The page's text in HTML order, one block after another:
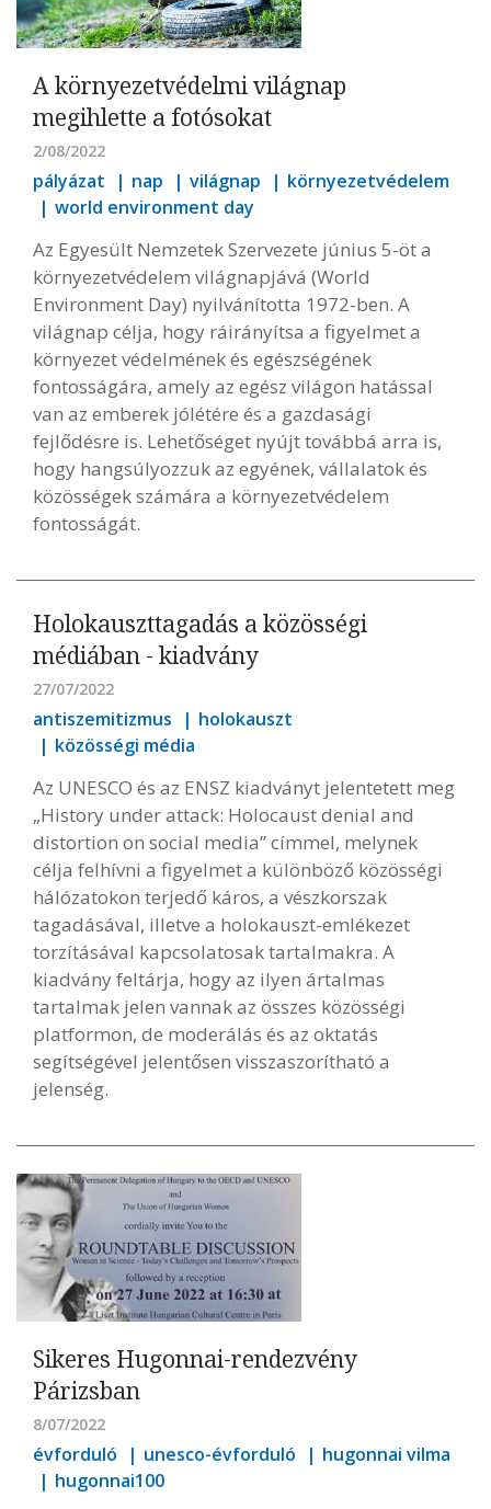
A környezetvédelmi világnap
megihlette a fotósokat
2/08/2022
pályázat nap világnap
környezetvédelem
world environment day
Az Egyesült Nemzetek Szervezete június 5-öt a
környezetvédelem világnapjává (World
Environment Day) nyilvánította 1972-ben. A
világnap célja, hogy ráirányítsa a figyelmet a
környezet védelmének és egészségének
fontosságára, amely az egész világon hatással
van az emberek jólétére és a gazdasági
fejlődésre is. Lehetőséget nyújt továbbá arra is,
hogy hangsúlyozzuk az egyének, vállalatok és
közösségek számára a környezetvédelem
fontosságát.
Holokauszttagadás a közösségi
médiában - kiadvány
27/07/2022
antiszemitizmus
holokauszt
közösségi média
Az UNESCO és az ENSZ kiadványt jelentetett meg
„History under attack: Holocaust denial and
distortion on social media” címmel, melynek
célja felhívni a figyelmet a különböző közösségi
hálózatokon terjedő káros, a vészkorszak
tagadásával, illetve a holokauszt-emlékezet
torzításával kapcsolatosak tartalmakra. A
kiadvány feltárja, hogy az ilyen ártalmas
tartalmak jelen vannak az összes közösségi
platformon, de moderálás és az oktatás
segítségével jelentősen visszaszorítható a
jelenség.
Sikeres Hugonnai-rendezvény
Párizsban
8/07/2022
évforduló unesco-évforduló
hugonnai vilma
hugonnai100